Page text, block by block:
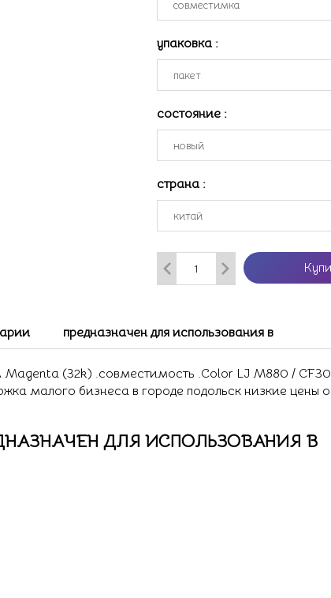
упаковка :
состояние :
страна :
предназначен для использования в
(32k) .совместимость .Color LJ M880 /
малого бизнеса в городе подольск низкие
ДЛЯ ИСПОЛЬЗОВАНИЯ В